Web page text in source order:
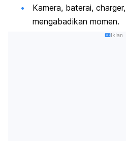
Kamera, baterai, charger,
mengabadikan momen.
Iklan